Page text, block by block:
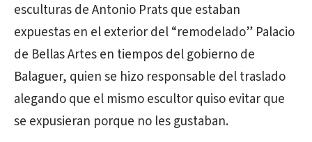
esculturas de Antonio Prats que estaban
expuestas en el exterior del “remodelado” Palacio
de Bellas Artes en tiempos del gobierno de
Balaguer, quien se hizo responsable del traslado
alegando que el mismo escultor quiso evitar que
se expusieran porque no les gustaban.